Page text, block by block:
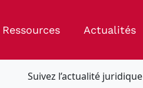
Ressources Actualités
Suivez l’actualité juridique